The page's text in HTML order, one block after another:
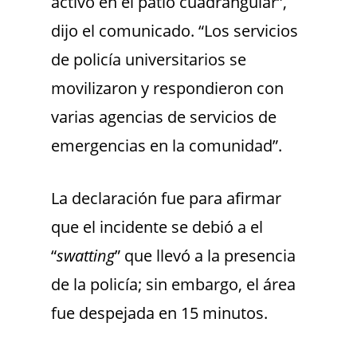
dijo el comunicado. “Los servicios
de policía universitarios se
movilizaron y respondieron con
varias agencias de servicios de
emergencias en la comunidad”.
La declaración fue para afirmar
que el incidente se debió a el
“swatting” que llevó a la presencia
de la policía; sin embargo, el área
fue despejada en 15 minutos.